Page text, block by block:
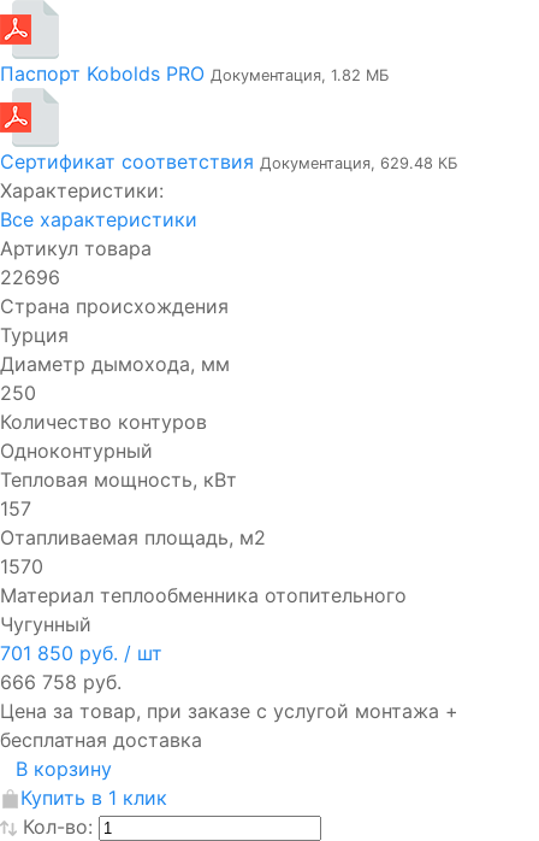
Паспорт Kobolds PRO Документация, 1.82 МБ
Сертификат соответствия Документация, 629.48 КБ
Характеристики:
Все характеристики
Артикул товара
22696
Страна происхождения
Турция
Диаметр дымохода, мм
250
Количество контуров
Одноконтурный
Тепловая мощность, кВт
157
Отапливаемая площадь, м2
1570
Материал теплообменника отопительного
Чугунный
701 850 руб. / шт
666 758 руб.
Цена за товар, при заказе с услугой монтажа +
бесплатная доставка
В корзину
Купить в 1 клик
Кол-во: